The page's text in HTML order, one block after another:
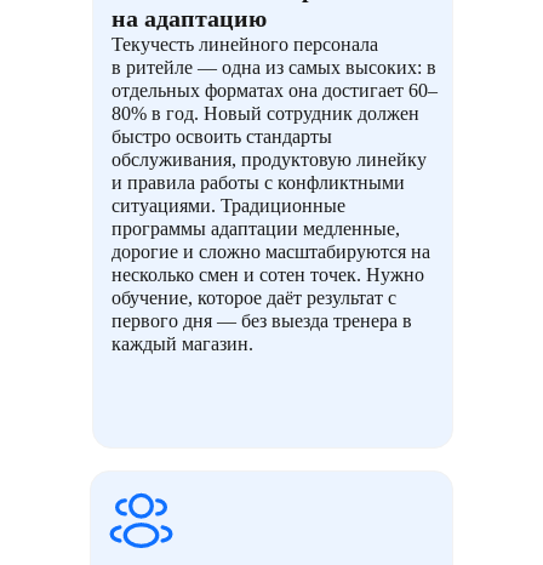
на адаптацию
Текучесть линейного персонала
в ритейле — одна из самых высоких: в
отдельных форматах она достигает 60–
80% в год. Новый сотрудник должен
быстро освоить стандарты
обслуживания, продуктовую линейку
и правила работы с конфликтными
ситуациями. Традиционные
программы адаптации медленные,
дорогие и сложно масштабируются на
несколько смен и сотен точек. Нужно
обучение, которое даёт результат с
первого дня — без выезда тренера в
каждый магазин.